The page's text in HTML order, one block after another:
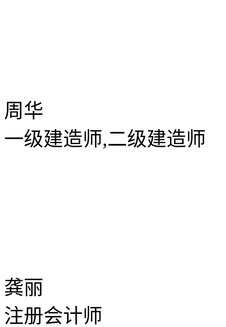
周华
一级建造师,二级建造师
龚丽
注册会计师